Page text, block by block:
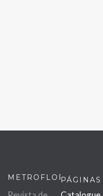
METROFLORPÁGINAS